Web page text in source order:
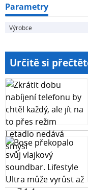
Parametry
Výrobce
Určitě si